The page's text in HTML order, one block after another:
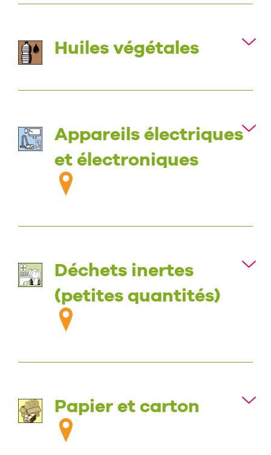
Huiles végétales
Appareils électriques
et électroniques
Déchets inertes
(petites quantités)
Papier et carton